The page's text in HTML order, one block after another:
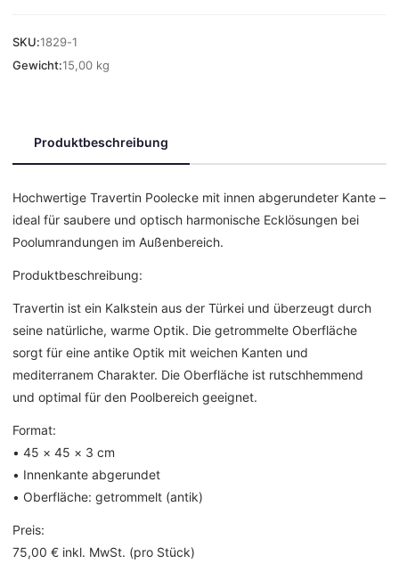
SKU:1829-1
Gewicht:15,00 kg
Produktbeschreibung
Hochwertige Travertin Poolecke mit innen abgerundeter Kante –
ideal für saubere und optisch harmonische Ecklösungen bei
Poolumrandungen im Außenbereich.
Produktbeschreibung:
Travertin ist ein Kalkstein aus der Türkei und überzeugt durch
seine natürliche, warme Optik. Die getrommelte Oberfläche
sorgt für eine antike Optik mit weichen Kanten und
mediterranem Charakter. Die Oberfläche ist rutschhemmend
und optimal für den Poolbereich geeignet.
Format:
• 45 × 45 × 3 cm
• Innenkante abgerundet
• Oberfläche: getrommelt (antik)
Preis:
75,00 € inkl. MwSt. (pro Stück)